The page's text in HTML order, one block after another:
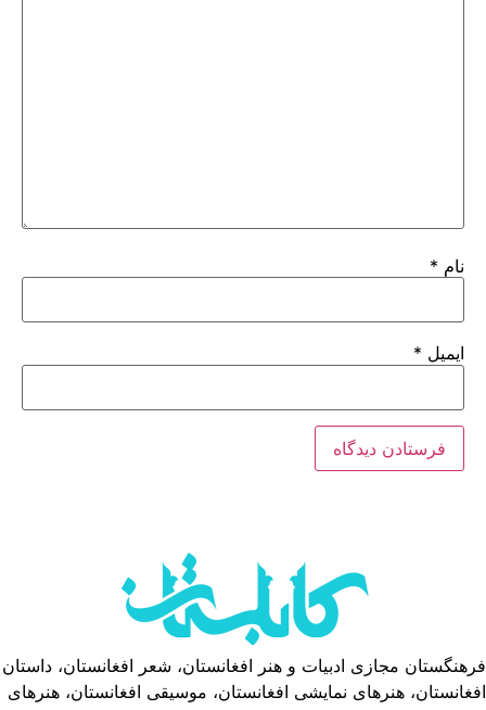
نام *
ایمیل *
فرهنگستان مجازی ادبیات و هنر افغانستان، شعر افغانستان، داستان
افغانستان، هنرهای نمایشی افغانستان، موسیقی افغانستان، هنرهای